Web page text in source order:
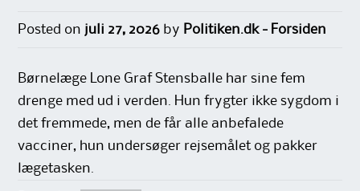
Posted on juli 27, 2026 by Politiken.dk - Forsiden
Børnelæge Lone Graf Stensballe har sine fem
drenge med ud i verden. Hun frygter ikke sygdom i
det fremmede, men de får alle anbefalede
vacciner, hun undersøger rejsemålet og pakker
lægetasken.